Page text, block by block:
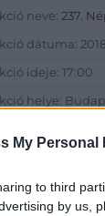
My Personal
to third
by us,
neve: 237.
dátuma:
ideje: 17:00
helye:
adatai